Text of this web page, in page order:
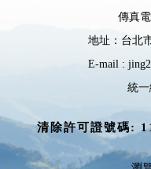
傳真
地址：台北
E-mail :
統一
清除許可證號碼: